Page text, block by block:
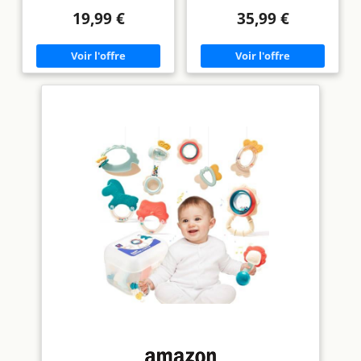
dentition en silicone de qualité
gonflement des gencives
pendant la poussée dentaire,
tandis que les hochets aux
textures variées stimulent
Jouet dentition bébé. Hochet
Bebe 0-3 Mois : les hochets
stimulent les sens tactiles,
auditifs et visuels, favorisant la
reconnaissance des formes et
la coordination œil-main. Les
formes variées répondent à de
multiples besoins de
développement. Les différents
points de préhension et
méthodes de maintien
favorisent également le
développement des capacités
cognitives et motrices. Jouet
d'anneaux de dentition est
19,99 €
de la vue et favorise la
ainsi que la coordination œil-
main. Les différentes formes
répondent aux multiples
besoins du bébé. Les mots clés
capacités cognitives et
motrices. Jouet bebe 9 mois.
Jouet Dentition Bébé : jouet de
dentition bébé avec 10 hochets
de différentes formes ainsi que
des hochets. Livré avec une
boîte de rangement pour un
stockage propre. L'anneau de
dentition en silicone de qualité
alimentaire soulage les
gencives enflées pendant la
poussée dentaire et les
hochets de différentes textures
stimulent l'exploration
l'ensemble hochet bébé et
35,99 €